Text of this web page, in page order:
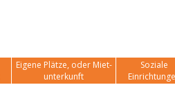
Eigene Plätze, oder Miet-
unterkunft
Soziale